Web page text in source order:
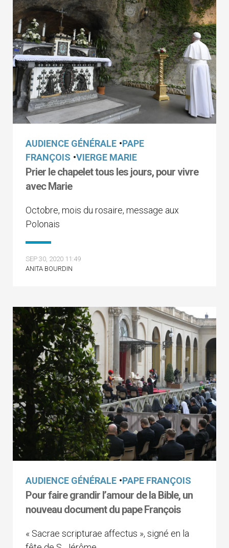
AUDIENCE GÉNÉRALE •PAPE
FRANÇOIS •VIERGE MARIE
Prier le chapelet tous les jours, pour vivre
avec Marie
Octobre, mois du rosaire, message aux
Polonais
SEP 30, 2020 11:49
ANITA BOURDIN
AUDIENCE GÉNÉRALE •PAPE FRANÇOIS
Pour faire grandir l’amour de la Bible, un
nouveau document du pape François
« Sacrae scripturae affectus », signé en la